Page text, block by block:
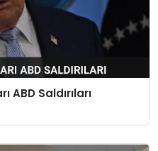
ABD Saldırıları